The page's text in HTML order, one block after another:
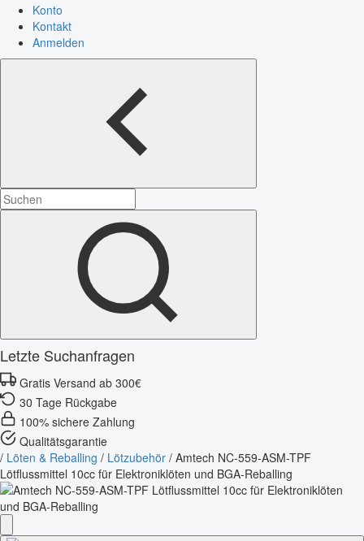
Konto
Kontakt
Anmelden
Letzte Suchanfragen
Gratis Versand ab 300€
30 Tage Rückgabe
100% sichere Zahlung
Qualitätsgarantie
/ Löten & Reballing / Lötzubehör / Amtech NC-559-ASM-TPF
Lötflussmittel 10cc für Elektroniklöten und BGA-Reballing